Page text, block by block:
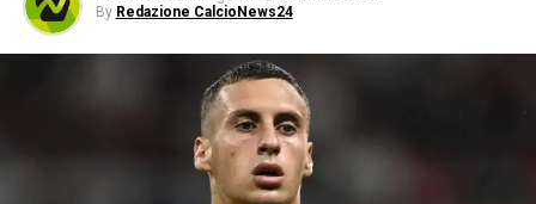
By Redazione CalcioNews24